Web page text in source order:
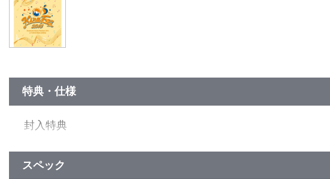
特典・仕様
封入特典
映像特典
スペック